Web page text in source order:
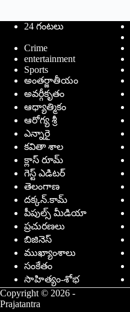
24 గంటలు
Crime
entertainment
Sports
అంతర్జాతీయం
అవర్గీకృతం
ఆధ్యాత్మికం
ఆరోగ్య శ్రీ
ఎన్నారై
కవితా శాల
క్లాస్ రూమ్
గెస్ట్ ఎడిటర్
తెలంగాణ
దక్కన్.కామ్
పీపుల్స్ ‌మీడియా
ప్రచురణలు
బిజినెస్
ముఖ్యాంశాలు
సంకేతం
సాహిత్యం-శోభ
Copyright © 2026 -
Prajatantra